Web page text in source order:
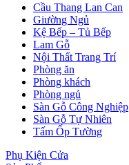
Cầu Thang Lan Can
Giường Ngủ
Kệ Bếp – Tủ Bếp
Lam Gỗ
Nội Thất Trang Trí
Phòng ăn
Phòng khách
Phòng ngủ
Sàn Gỗ Công Nghiệp
Sàn Gỗ Tự Nhiên
Tấm Ốp Tường
Phụ Kiện Cửa